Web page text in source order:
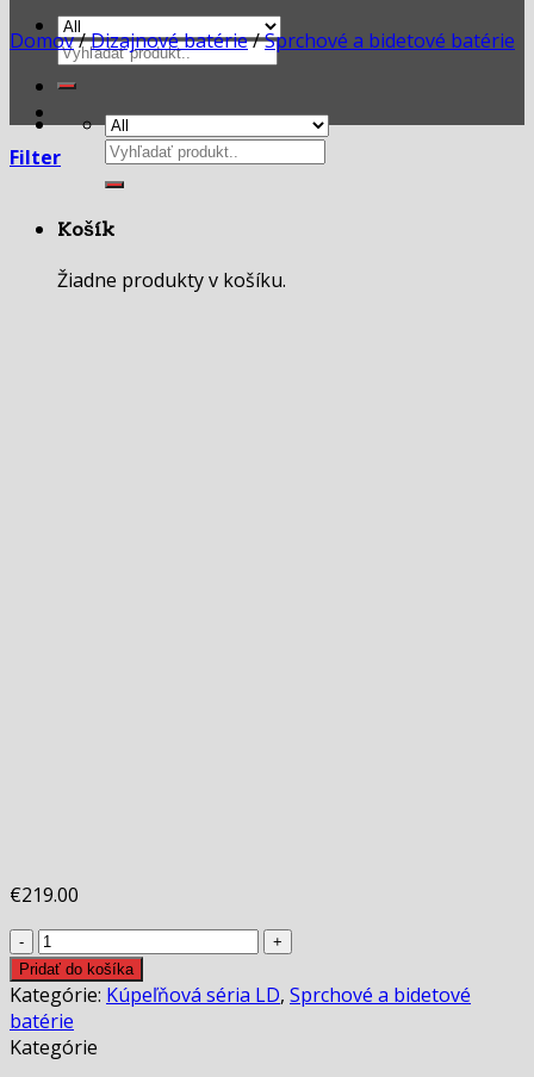
Hľadať:
Hľadať:
Košík
Žiadne produkty v košíku.
Domov/Dizajnové batérie/Sprchové a bidetové batérie
Filter
€219.00
množstvo
Retro
sprchová
batéria
LD
Pridať do košíka
Kategórie: Kúpeľňová séria LD, Sprchové a bidetové
batérie
Kategórie